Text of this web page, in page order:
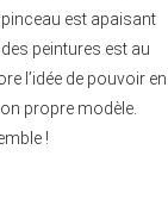
est apaisant
peintures est au
l’idée de pouvoir en
propre modèle.
!